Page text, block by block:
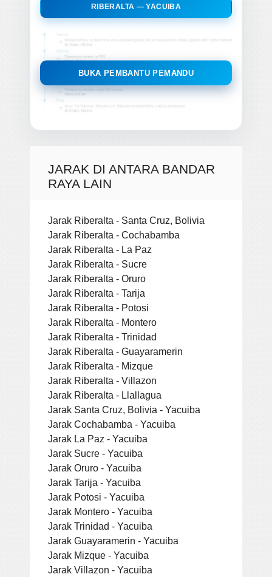
RIBERALTA — YACUIBA
BUKA PEMBANTU PEMANDU
JARAK DI ANTARA BANDAR
RAYA LAIN
Jarak Riberalta - Santa Cruz, Bolivia
Jarak Riberalta - Cochabamba
Jarak Riberalta - La Paz
Jarak Riberalta - Sucre
Jarak Riberalta - Oruro
Jarak Riberalta - Tarija
Jarak Riberalta - Potosi
Jarak Riberalta - Montero
Jarak Riberalta - Trinidad
Jarak Riberalta - Guayaramerin
Jarak Riberalta - Mizque
Jarak Riberalta - Villazon
Jarak Riberalta - Llallagua
Jarak Santa Cruz, Bolivia - Yacuiba
Jarak Cochabamba - Yacuiba
Jarak La Paz - Yacuiba
Jarak Sucre - Yacuiba
Jarak Oruro - Yacuiba
Jarak Tarija - Yacuiba
Jarak Potosi - Yacuiba
Jarak Montero - Yacuiba
Jarak Trinidad - Yacuiba
Jarak Guayaramerin - Yacuiba
Jarak Mizque - Yacuiba
Jarak Villazon - Yacuiba